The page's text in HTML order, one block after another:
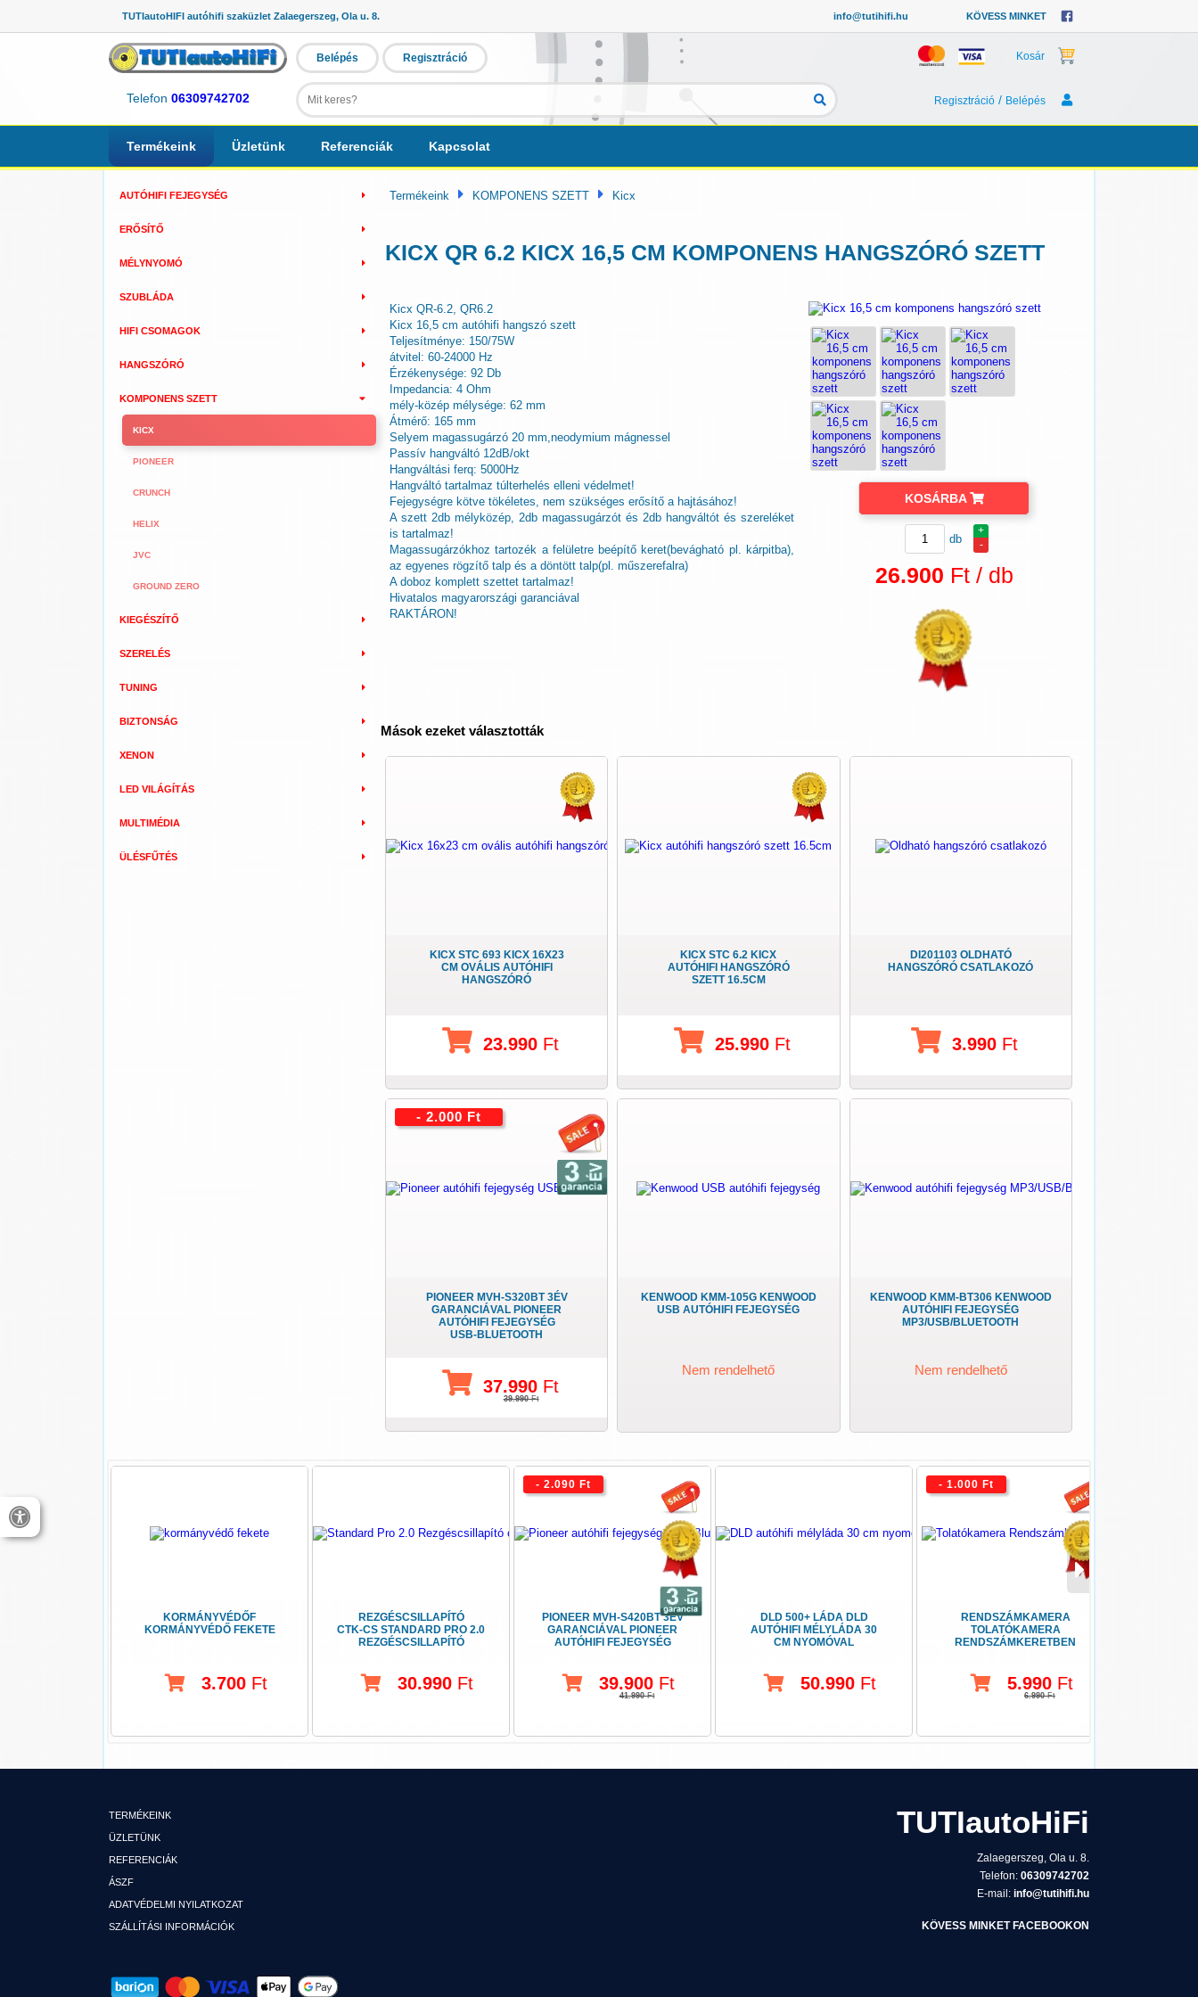
TUTIautoHIFI autóhifi szaküzlet Zalaegerszeg, Ola u. 8. info@tutihifi.hu KÖVESS MINKET
Telefon 06309742702
Belépés Regisztráció Kosár
Regisztráció / Belépés
Termékeink Üzletünk Referenciák Kapcsolat
AUTÓHIFI FEJEGYSÉG
ERŐSÍTŐ
MÉLYNYOMÓ
SZUBLÁDA
HIFI CSOMAGOK
HANGSZÓRÓ
KOMPONENS SZETT
KICX
PIONEER
CRUNCH
HELIX
JVC
GROUND ZERO
KIEGÉSZÍTŐ
SZERELÉS
TUNING
BIZTONSÁG
XENON
LED VILÁGÍTÁS
MULTIMÉDIA
ÜLÉSFŰTÉS
Termékeink KOMPONENS SZETT Kicx
KICX QR 6.2 KICX 16,5 CM KOMPONENS HANGSZÓRÓ SZETT
Kicx QR-6.2, QR6.2
Kicx 16,5 cm autóhifi hangszó szett
Teljesítménye: 150/75W
átvitel: 60-24000 Hz
Érzékenysége: 92 Db
Impedancia: 4 Ohm
mély-közép mélysége: 62 mm
Átmérő: 165 mm
Selyem magassugárzó 20 mm,neodymium mágnessel
Passív hangváltó 12dB/okt
Hangváltási ferq: 5000Hz
Hangváltó tartalmaz túlterhelés elleni védelmet!
Fejegységre kötve tökéletes, nem szükséges erősítő a hajtásához!
A szett 2db mélyközép, 2db magassugárzót és 2db hangváltót és szereléket
is tartalmaz!
Magassugárzókhoz tartozék a felületre beépítő keret(bevágható pl. kárpitba),
az egyenes rögzítő talp és a döntött talp(pl. műszerefalra)
A doboz komplett szettet tartalmaz!
Hivatalos magyarországi garanciával
RAKTÁRON!
KOSÁRBA
+
-
db
26.900 Ft / db
Mások ezeket választották
KICX STC 693 KICX 16X23
CM OVÁLIS AUTÓHIFI
HANGSZÓRÓ
23.990 Ft
KICX STC 6.2 KICX
AUTÓHIFI HANGSZÓRÓ
SZETT 16.5CM
25.990 Ft
DI201103 OLDHATÓ
HANGSZÓRÓ CSATLAKOZÓ
3.990 Ft
PIONEER MVH-S320BT 3ÉV
GARANCIÁVAL PIONEER
AUTÓHIFI FEJEGYSÉG
USB-BLUETOOTH
37.990 Ft
39.990Ft
- 2.000 Ft
KENWOOD KMM-105G KENWOOD
USB AUTÓHIFI FEJEGYSÉG
Nem rendelhető
KENWOOD KMM-BT306 KENWOOD
AUTÓHIFI FEJEGYSÉG
MP3/USB/BLUETOOTH
Nem rendelhető
KORMÁNYVÉDŐF
KORMÁNYVÉDŐ FEKETE
3.700Ft
REZGÉSCSILLAPÍTÓ
CTK-CS STANDARD PRO 2.0
REZGÉSCSILLAPÍTÓ
30.990 Ft
PIONEER MVH-S420BT 3ÉV
GARANCIÁVAL PIONEER
AUTÓHIFI FEJEGYSÉG
39.900 Ft
41.990Ft
- 2.090 Ft
DLD 500+ LÁDA DLD
AUTÓHIFI MÉLYLÁDA 30
CM NYOMÓVAL
50.990 Ft
RENDSZÁMKAMERA
TOLATÓKAMERA
RENDSZÁMKERETBEN
5.990Ft
6.990Ft
- 1.000 Ft
TERMÉKEINK
ÜZLETÜNK
REFERENCIÁK
ÁSZF
ADATVÉDELMI NYILATKOZAT
SZÁLLÍTÁSI INFORMÁCIÓK
TUTIautoHiFi
Zalaegerszeg, Ola u. 8.
Telefon: 06309742702
E-mail: info@tutihifi.hu
KÖVESS MINKET FACEBOOKON